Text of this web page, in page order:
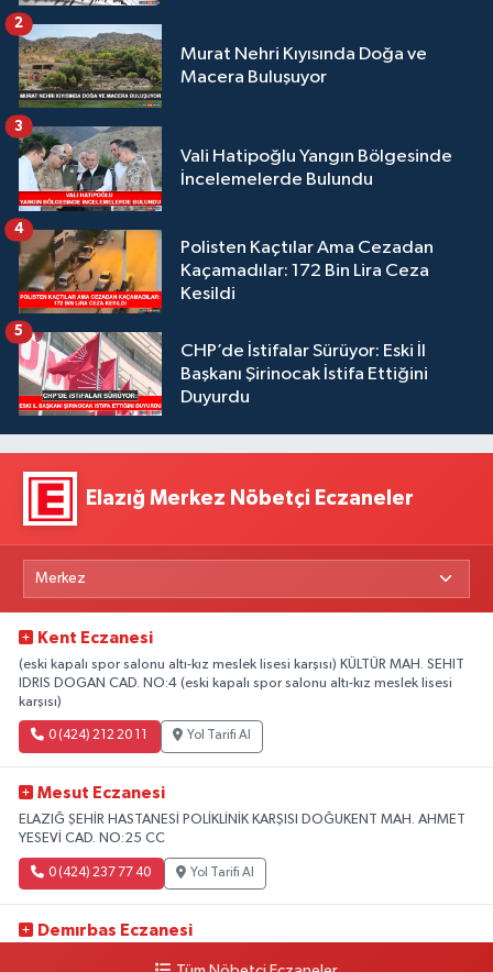
Murat Nehri Kıyısında Doğa ve
Macera Buluşuyor
2
Vali Hatipoğlu Yangın Bölgesinde
İncelemelerde Bulundu
3
Polisten Kaçtılar Ama Cezadan
Kaçamadılar: 172 Bin Lira Ceza
Kesildi
4
CHP’de İstifalar Sürüyor: Eski İl
Başkanı Şirinocak İstifa Ettiğini
Duyurdu
5
Elazığ Merkez Nöbetçi Eczaneler
Kent Eczanesi
(eski kapalı spor salonu altı-kız meslek lisesi karşısı) KÜLTÜR MAH. SEHIT
IDRIS DOGAN CAD. NO:4 (eski kapalı spor salonu altı-kız meslek lisesi
karşısı)
0 (424) 212 20 11 Yol Tarifi Al
Mesut Eczanesi
ELAZIĞ ŞEHİR HASTANESİ POLİKLİNİK KARŞISI DOĞUKENT MAH. AHMET
YESEVİ CAD. NO:25 CC
0 (424) 237 77 40 Yol Tarifi Al
Demırbas Eczanesi